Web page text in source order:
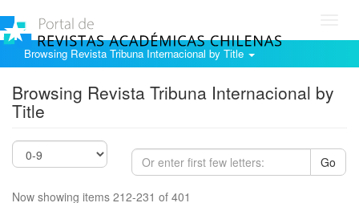
Browsing Revista Tribuna Internacional by Title
Browsing Revista Tribuna Internacional by
Title
Go
Now showing items 212-231 of 401